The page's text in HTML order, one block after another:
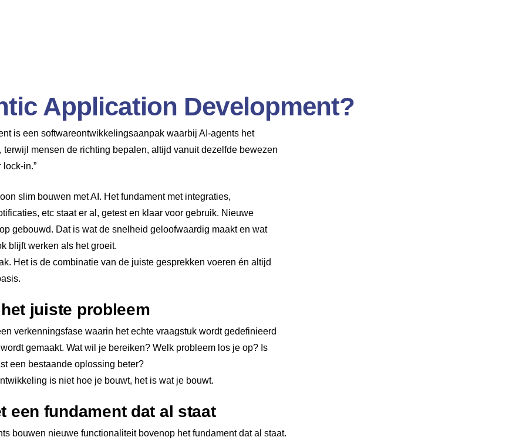
Application Development?
is een softwareontwikkelingsaanpak waarbij AI-agents het
mensen de richting bepalen, altijd vanuit dezelfde bewezen
in.”
slim bouwen met AI. Het fundament met integraties,
etc staat er al, getest en klaar voor gebruik. Nieuwe
gebouwd. Dat is wat de snelheid geloofwaardig maakt en wat
blijft werken als het groeit.
Het is de combinatie van de juiste gesprekken voeren én altijd
juiste probleem
verkenningsfase waarin het echte vraagstuk wordt gedefinieerd
gemaakt. Wat wil je bereiken? Welk probleem los je op? Is
een bestaande oplossing beter?
is niet hoe je bouwt, het is wat je bouwt.
een fundament dat al staat
bouwen nieuwe functionaliteit bovenop het fundament dat al staat.